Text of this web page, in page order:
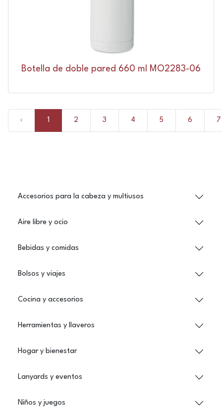
Botella de doble pared 660 ml MO2283-06
‹ 1 2 3 4 5 6 7
Accesorios para la cabeza y multiusos
Aire libre y ocio
Bebidas y comidas
Bolsos y viajes
Cocina y accesorios
Herramientas y llaveros
Hogar y bienestar
Lanyards y eventos
Niños y juegos